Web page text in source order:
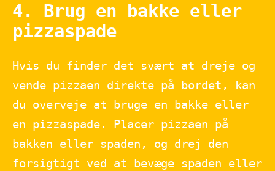
4. Brug en bakke eller
pizzaspade
Hvis du finder det svært at dreje og
vende pizzaen direkte på bordet, kan
du overveje at bruge en bakke eller
en pizzaspade. Placer pizzaen på
bakken eller spaden, og drej den
forsigtigt ved at bevæge spaden eller